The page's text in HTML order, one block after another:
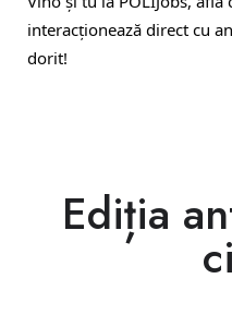
interacționează direct cu
dorit!
Ediția